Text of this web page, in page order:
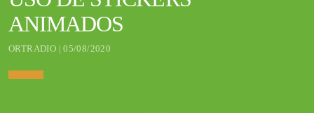
ANIMADOS
ORTRADIO | 05/08/2020